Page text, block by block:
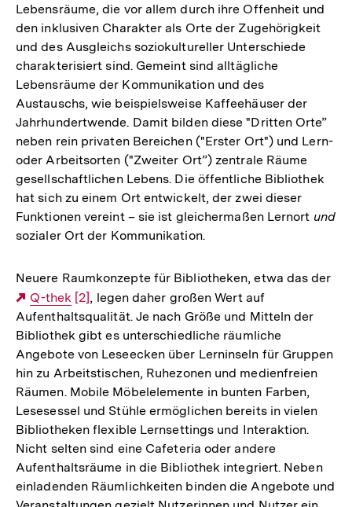
Lebensräume, die vor allem durch ihre Offenheit und
den inklusiven Charakter als Orte der Zugehörigkeit
und des Ausgleichs soziokultureller Unterschiede
charakterisiert sind. Gemeint sind alltägliche
Lebensräume der Kommunikation und des
Austauschs, wie beispielsweise Kaffeehäuser der
Jahrhundertwende. Damit bilden diese "Dritten Orte”
neben rein privaten Bereichen ("Erster Ort") und Lern-
oder Arbeitsorten ("Zweiter Ort”) zentrale Räume
gesellschaftlichen Lebens. Die öffentliche Bibliothek
hat sich zu einem Ort entwickelt, der zwei dieser
Funktionen vereint – sie ist gleichermaßen Lernort und
sozialer Ort der Kommunikation.
Neuere Raumkonzepte für Bibliotheken, etwa das der
Externer
Link:
Q-thek Zur
Auflösung
der
Fußnote
[2], legen daher großen Wert auf
Aufenthaltsqualität. Je nach Größe und Mitteln der
Bibliothek gibt es unterschiedliche räumliche
Angebote von Leseecken über Lerninseln für Gruppen
hin zu Arbeitstischen, Ruhezonen und medienfreien
Räumen. Mobile Möbelelemente in bunten Farben,
Lesesessel und Stühle ermöglichen bereits in vielen
Bibliotheken flexible Lernsettings und Interaktion.
Nicht selten sind eine Cafeteria oder andere
Aufenthaltsräume in die Bibliothek integriert. Neben
einladenden Räumlichkeiten binden die Angebote und